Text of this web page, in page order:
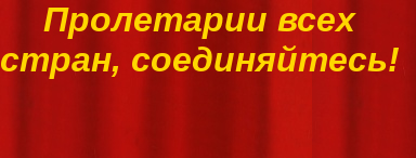
Пролетарии всех
стран, соединяйтесь!